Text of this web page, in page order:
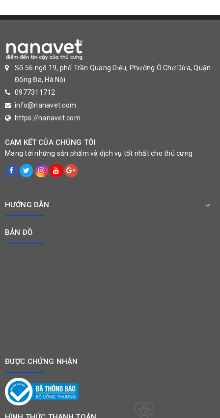
Số 56 ngõ 19, phố Trần Quang Diệu, Phường Ô Chợ Dừa, Quận
Đống Đa, Hà Nội
0977311712
info@nanavet.com
https://nanavet.com
CAM KẾT CỦA CHÚNG TÔI
Mang tới những sản phẩm và dịch vụ tốt nhất cho thú cưng
HƯỚNG DẪN
BẢN ĐỒ
ĐƯỢC CHỨNG NHẬN